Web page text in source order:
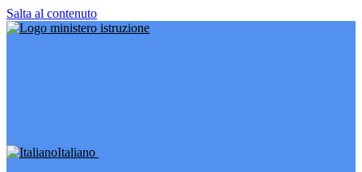
Salta al contenuto
Italiano